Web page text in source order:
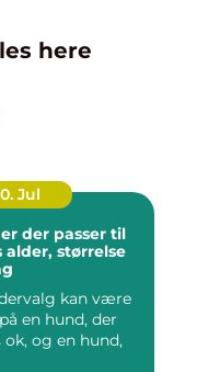
here
Jul
der passer til
størrelse
kan være
en hund, der
ok, og en hund,